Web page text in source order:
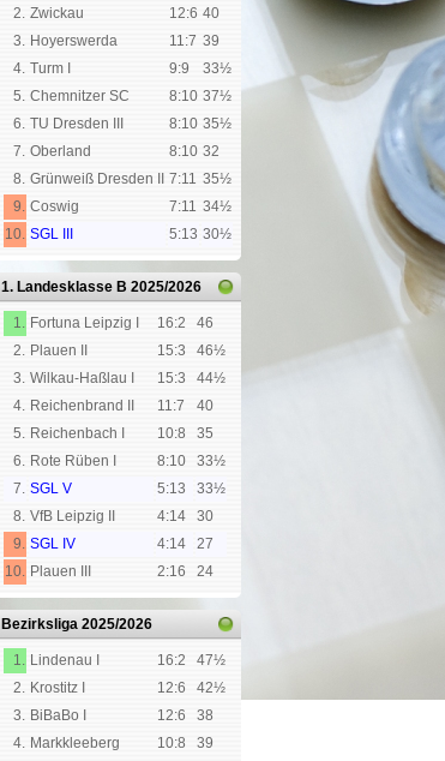
2. Zwickau 12:6 40
3. Hoyerswerda 11:7 39
4. Turm I 9:9
33½
5. Chemnitzer SC 8:10 37½
6. TU Dresden III 8:10 35½
7. Oberland 8:10 32
8. Grünweiß Dresden II 7:11 35½
9. Coswig 7:11 34½
10. SGL III 5:13 30½
1. Landesklasse B 2025/2026
1. Fortuna Leipzig I 16:2
46
2. Plauen II 15:3
46½
3. Wilkau-Haßlau I 15:3
44½
4. Reichenbrand II 11:7
40
5. Reichenbach I 10:8
35
6. Rote Rüben I 8:10
33½
7. SGL V 5:13
33½
8. VfB Leipzig II 4:14
30
9. SGL IV 4:14
27
10. Plauen III 2:16 24
Bezirksliga 2025/2026
1. Lindenau I 16:2
47½
2. Krostitz I 12:6
42½
3. BiBaBo I 12:6
38
4. Markkleeberg 10:8
39